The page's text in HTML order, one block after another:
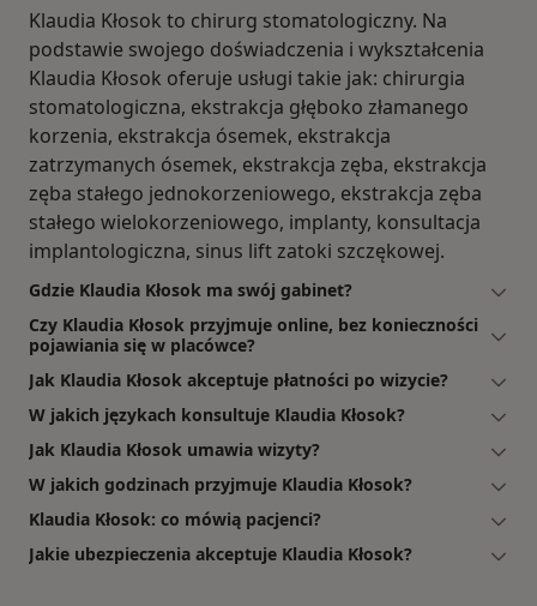
Klaudia Kłosok to chirurg stomatologiczny. Na
podstawie swojego doświadczenia i wykształcenia
Klaudia Kłosok oferuje usługi takie jak: chirurgia
stomatologiczna, ekstrakcja głęboko złamanego
korzenia, ekstrakcja ósemek, ekstrakcja
zatrzymanych ósemek, ekstrakcja zęba, ekstrakcja
zęba stałego jednokorzeniowego, ekstrakcja zęba
stałego wielokorzeniowego, implanty, konsultacja
implantologiczna, sinus lift zatoki szczękowej.
Gdzie Klaudia Kłosok ma swój gabinet?
Czy Klaudia Kłosok przyjmuje online, bez konieczności
pojawiania się w placówce?
Jak Klaudia Kłosok akceptuje płatności po wizycie?
W jakich językach konsultuje Klaudia Kłosok?
Jak Klaudia Kłosok umawia wizyty?
W jakich godzinach przyjmuje Klaudia Kłosok?
Klaudia Kłosok: co mówią pacjenci?
Jakie ubezpieczenia akceptuje Klaudia Kłosok?